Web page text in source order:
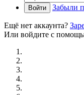
Войти Забыли
Ещё нет аккаунта?
Или войдите с